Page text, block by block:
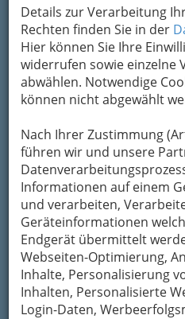
Details zur Verarbeitung
Rechten finden Sie in der
Hier können Sie Ihre
widerrufen sowie einzelne
abwählen. Notwendige
können nicht abgewählt
Nach Ihrer Zustimmung
führen wir und unsere
Informationen auf einem
und verarbeiten,
Geräteinformationen
Endgerät übermittelt
Webseiten-Optimierung,
Inhalte, Personalisierung
Inhalten, Personalisierte
Login-Daten,
Kontaktaufnahme
Um die Info-Graz
bewahren, verwenden
Übermittlung Ihrer
Formular. Ihre
Absenden
Unternehmen Wilfried
weitergeleitet.
Mein Name
Meine Email Adresse
Mein Betreff